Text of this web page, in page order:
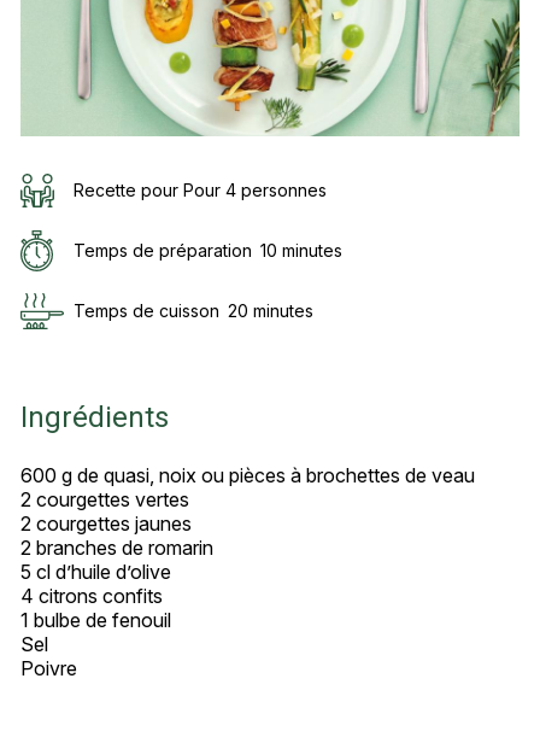
Recette pour Pour 4 personnes
Temps de préparation 10 minutes
Temps de cuisson 20 minutes
Ingrédients
600 g de quasi, noix ou pièces à brochettes de veau
2 courgettes vertes
2 courgettes jaunes
2 branches de romarin
5 cl d’huile d’olive
4 citrons confits
1 bulbe de fenouil
Sel
Poivre